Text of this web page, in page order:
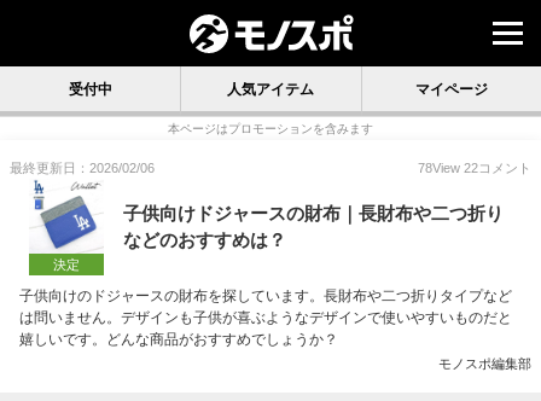
受付中 人気アイテム マイページ
本ページはプロモーションを含みます
最終更新日：2026/02/06 78View 22コメント
決定
子供向けドジャースの財布｜長財布や二つ折り
などのおすすめは？
子供向けのドジャースの財布を探しています。長財布や二つ折りタイプなど
は問いません。デザインも子供が喜ぶようなデザインで使いやすいものだと
嬉しいです。どんな商品がおすすめでしょうか？
モノスポ編集部